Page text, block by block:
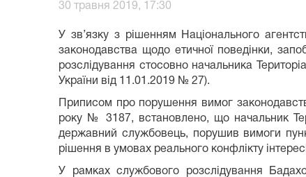
30 травня 2019, 17:30
У зв’язку з рішенням Національного
законодавства щодо етичної поведінки,
розслідування стосовно начальника
України від 11.01.2019 № 27).
Приписом про порушення вимог
року № 3187, встановлено, що начальник
державний службовець, порушив вимоги
рішення в умовах реального конфлікту
У рамках службового розслідування